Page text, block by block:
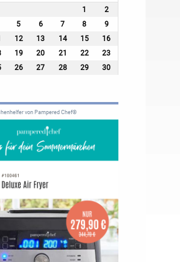
1
2
5 6 7 8
9
12 13 14 15
16
19 20 21 22
23
26 27 28 29
30
von Pampered Chef®